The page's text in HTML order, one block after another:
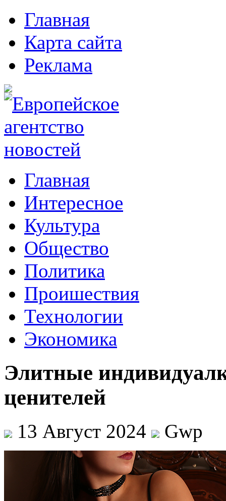
Главная
Карта сайта
Реклама
Главная
Интересное
Культура
Общество
Политика
Проишествия
Технологии
Экономика
Элитные
ценителей
13 Август 2024 Gwp